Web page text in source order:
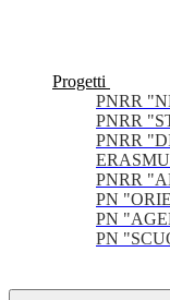
Progetti
PNRR
PNRR
PNRR
PNRR
PN
PN
PN